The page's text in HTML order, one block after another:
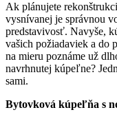
Ak plánujete
vysnívanej je správnou
predstavivosť. Navyše,
vašich požiadaviek a do
na mieru poznáme už
navrhnutej kúpeľne?
sami.
Bytovková kúpeľňa s